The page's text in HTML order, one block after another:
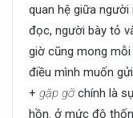
quan hệ giữa
đọc, người bày tỏ
giờ cũng mong
điều mình muốn
+ gặp gỡchính là
hồn. ở mức độ